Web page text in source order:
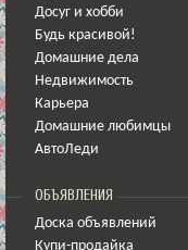
Досуг и хобби
Будь красивой!
Домашние дела
Недвижимость
Карьера
Домашние любимцы
АвтоЛеди
ОБЪЯВЛЕНИЯ
Доска объявлений
Купи-продайка